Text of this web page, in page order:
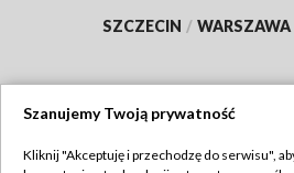
SZCZECIN / WARSZAWA
Szanujemy Twoją prywatność
Kliknij "Akceptuję i przechodzę do serwisu",